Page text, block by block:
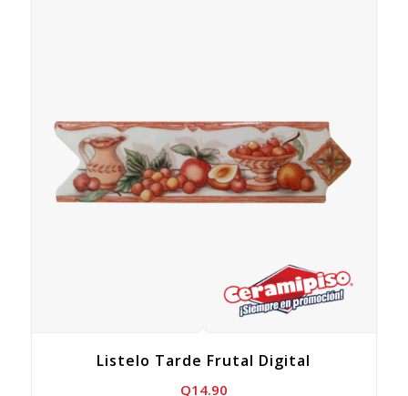
Listelo Tarde Frutal Digital
Q14.90